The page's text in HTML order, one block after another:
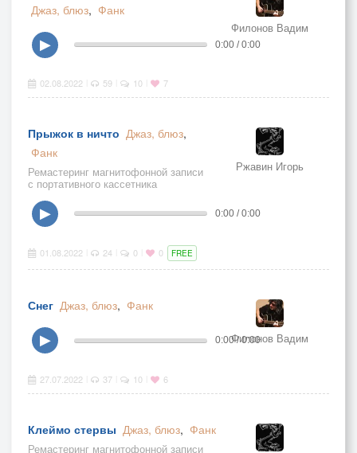
Джаз, блюз, Фанк
Филонов Вадим
▶ 0:00 / 0:00
02.08.2022 59 10 7
Прыжок в ничто Джаз, блюз,
Фанк
Ремастеринг магнитофонной записи
с портативного кассетника
Ржавин Игорь
▶ 0:00 / 0:00
01.08.2022 24 0 0 FREE
Снег Джаз, блюз, Фанк
Филонов Вадим
▶ 0:00 / 0:00
27.07.2022 37 10 6
Клеймо стервы Джаз, блюз, Фанк
Ремастеринг магнитофонной записи